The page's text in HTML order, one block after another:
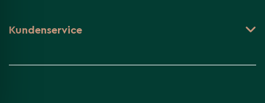
Kundenservice